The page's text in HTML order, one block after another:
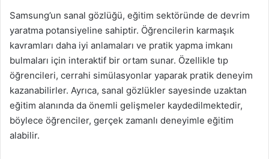
Samsung’un sanal gözlüğü, eğitim sektöründe de devrim
yaratma potansiyeline sahiptir. Öğrencilerin karmaşık
kavramları daha iyi anlamaları ve pratik yapma imkanı
bulmaları için interaktif bir ortam sunar. Özellikle tıp
öğrencileri, cerrahi simülasyonlar yaparak pratik deneyim
kazanabilirler. Ayrıca, sanal gözlükler sayesinde uzaktan
eğitim alanında da önemli gelişmeler kaydedilmektedir,
böylece öğrenciler, gerçek zamanlı deneyimle eğitim
alabilir.